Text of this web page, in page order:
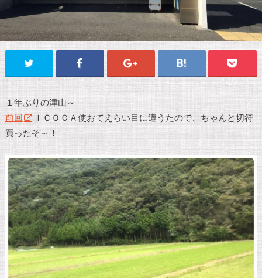
１年ぶりの津山～
前回
ＩＣＯＣＡ使おてえらい目に遭うたので、ちゃんと切符
買ったぞ～！